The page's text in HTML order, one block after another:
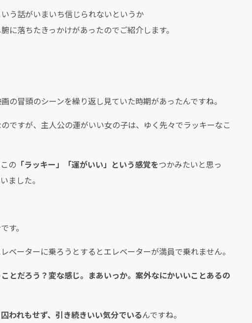
う話がいまいち信じられないというか
に落ちたきっかけがあったのでご紹介します。
の冒頭のシーンを繰り返し見ていた時期があったんですね。
ですが、主人公の運がいい女の子は、ゆく先々でラッキーなこ
の 「ラッキー」「運がいい」という感覚をつかみたいと思っ
ました。
す。
ベーターに乗ろうとするとエレベーターが満員で乗れません。
ことだろう？変な感じ。まあいっか。案外なにかいいことあるの
われもせず、引き続きいい気分でいるんですね。